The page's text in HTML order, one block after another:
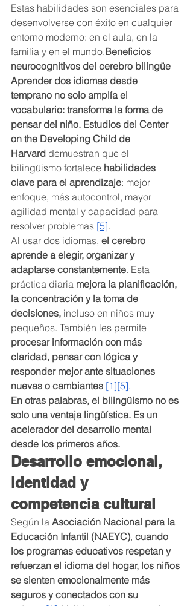
Estas habilidades son esenciales para
desenvolverse con éxito en cualquier
entorno moderno: en el aula, en la
familia y en el mundo.Beneficios
neurocognitivos del cerebro bilingüe
Aprender dos idiomas desde
temprano no solo amplía el
vocabulario: transforma la forma de
pensar del niño. Estudios del Center
on the Developing Child de
Harvard demuestran que el
bilingüismo fortalece habilidades
clave para el aprendizaje: mejor
enfoque, más autocontrol, mayor
agilidad mental y capacidad para
resolver problemas [5].
Al usar dos idiomas, el cerebro
aprende a elegir, organizar y
adaptarse constantemente. Esta
práctica diaria mejora la planificación,
la concentración y la toma de
decisiones, incluso en niños muy
pequeños. También les permite
procesar información con más
claridad, pensar con lógica y
responder mejor ante situaciones
nuevas o cambiantes [1][5].
En otras palabras, el bilingüismo no es
solo una ventaja lingüística. Es un
acelerador del desarrollo mental
desde los primeros años.
Desarrollo emocional,
identidad y
competencia cultural
Según la Asociación Nacional para la
Educación Infantil (NAEYC), cuando
los programas educativos respetan y
refuerzan el idioma del hogar, los niños
se sienten emocionalmente más
seguros y conectados con su